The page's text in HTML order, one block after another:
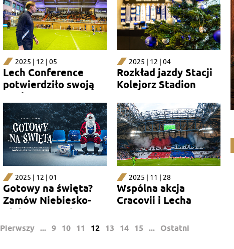
2025 | 12 | 05
Lech Conference
potwierdziło swoją
markę po raz
szesnasty
2025 | 12 | 04
Rozkład jazdy Stacji
Kolejorz Stadion
2025 | 12 | 01
Gotowy na święta?
Zamów Niebiesko-
Biały prezent już
dziś!
2025 | 11 | 28
Wspólna akcja
Cracovii i Lecha
Poznań
Pierwszy ... 9 10 11 12 13 14 15 ... Ostatni